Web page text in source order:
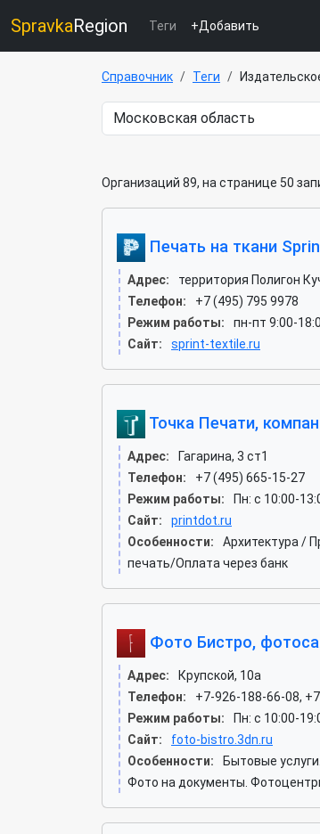
SpravkaRegion Теги +Добавить
Справочник Теги
Организаций 89, на странице 50
Печать на ткани
Адрес:
территория Полигон
Телефон:
+7 (495) 795 9978
Режим работы:
пн-пт 9:00-
Сайт:
sprint-textile.ru
Точка Печати,
Адрес:
Гагарина, 3 ст1
Телефон:
+7 (495) 665-15-27
Режим работы:
Пн: c 10:00-
Сайт:
printdot.ru
Особенности:
Архитектура /
печать/Оплата через банк
Фото Бистро,
Адрес:
Крупской, 10а
Телефон:
+7-926-188-66-08,
Режим работы:
Пн: c 10:00-
Сайт:
foto-bistro.3dn.ru
Особенности:
Бытовые
Фото на документы.